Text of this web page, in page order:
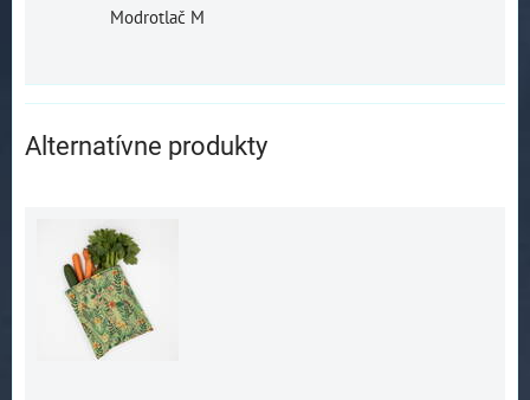
Modrotlač M
Alternatívne produkty